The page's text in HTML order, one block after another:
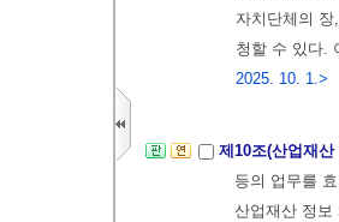
자치단체의
청할 수 있다.
2025. 10. 1.>
제10조(산업재
등의 업무를
산업재산 정